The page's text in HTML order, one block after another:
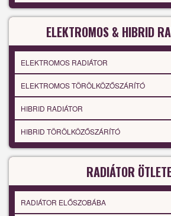
ELEKTROMOS & HIBRID
ELEKTROMOS RADIÁTOR
ELEKTROMOS TÖRÖLKÖZŐSZÁRÍTÓ
HIBRID RADIÁTOR
HIBRID TÖRÖLKÖZŐSZÁRÍTÓ
RADIÁTOR
RADIÁTOR ELŐSZOBÁBA